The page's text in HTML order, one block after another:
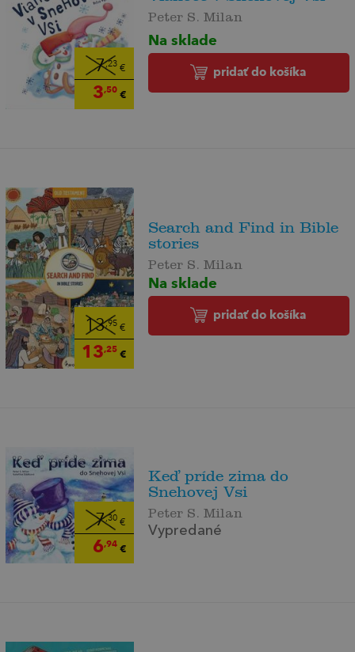
7,23€
3,50€
Peter S. Milan
Na sklade
pridať do košíka
13,95€
13,25€
Search and Find in Bible
stories
Peter S. Milan
Na sklade
pridať do košíka
7,30€
6,94€
Keď príde zima do
Snehovej Vsi
Peter S. Milan
Vypredané